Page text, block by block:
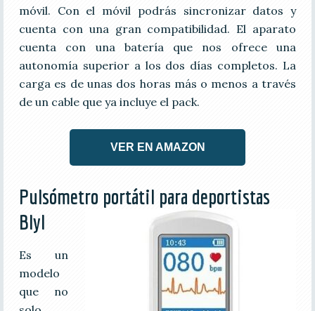
móvil. Con el móvil podrás sincronizar datos y
cuenta con una gran compatibilidad. El aparato
cuenta con una batería que nos ofrece una
autonomía superior a los dos días completos. La
carga es de unas dos horas más o menos a través
de un cable que ya incluye el pack.
VER EN AMAZON
Pulsómetro portátil para deportistas
Blyl
Es un
modelo
que no